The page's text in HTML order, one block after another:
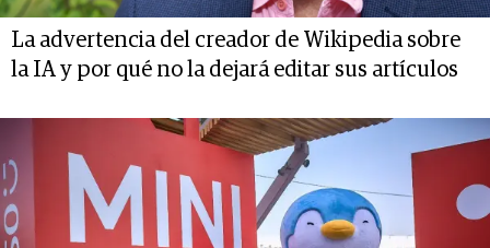
La advertencia del creador de Wikipedia sobre
la IA y por qué no la dejará editar sus artículos